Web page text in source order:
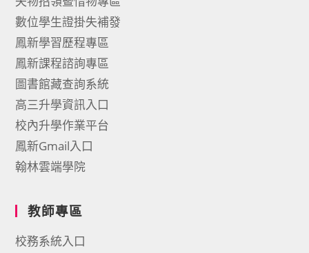
數位學生證掛失補發
鳳新學習歷程專區
鳳新課程諮詢專區
圖書館藏查詢系統
高三升學資訊入口
校內升學作業平台
鳳新Gmail入口
翰林雲端學院
教師專區
校務系統入口